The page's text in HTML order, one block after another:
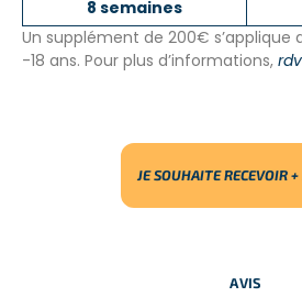
la ville, apprendre le croate ou se
19 :30 – 21 :00 | Dîner au logement
autres volontaires.
Partez découvrir la ville de Split
préservation de l’environnement
8 semaines
Un supplément de 200€ s’applique
-18 ans. Pour plus d’informations,
JE SOUHAITE RECEVOIR +
AVIS